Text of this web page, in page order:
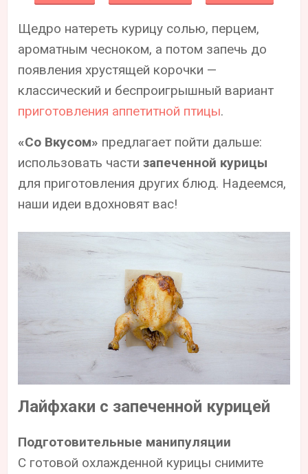
Щедро натереть курицу солью, перцем,
ароматным чесноком, а потом запечь до
появления хрустящей корочки —
классический и беспроигрышный вариант
приготовления аппетитной птицы.
«Со Вкусом» предлагает пойти дальше:
использовать частизапеченной курицы
для приготовления других блюд. Надеемся,
наши идеи вдохновят вас!
Лайфхаки с запеченной курицей
Подготовительные манипуляции
С готовой охлажденной курицы снимите